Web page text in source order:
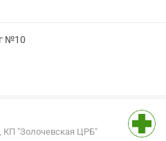
№10
КП "Золочевская ЦРБ"